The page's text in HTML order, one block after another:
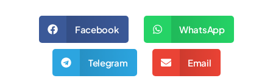
Facebook WhatsApp
Telegram Email